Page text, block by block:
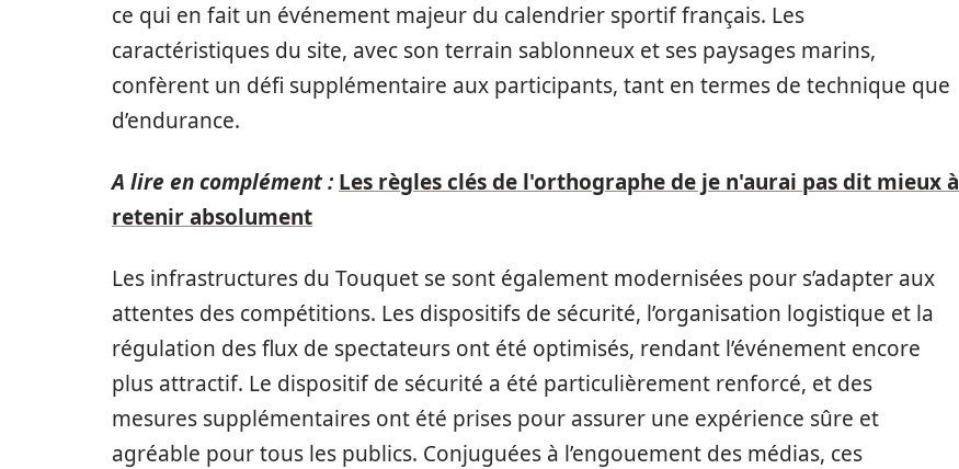
ce qui en fait un événement majeur du calendrier sportif français. Les
caractéristiques du site, avec son terrain sablonneux et ses paysages marins,
confèrent un défi supplémentaire aux participants, tant en termes de technique que
d’endurance.
A lire en complément : Les règles clés de l'orthographe de je n'aurai pas dit mieux à
retenir absolument
Les infrastructures du Touquet se sont également modernisées pour s’adapter aux
attentes des compétitions. Les dispositifs de sécurité, l’organisation logistique et la
régulation des flux de spectateurs ont été optimisés, rendant l’événement encore
plus attractif. Le dispositif de sécurité a été particulièrement renforcé, et des
mesures supplémentaires ont été prises pour assurer une expérience sûre et
agréable pour tous les publics. Conjuguées à l’engouement des médias, ces